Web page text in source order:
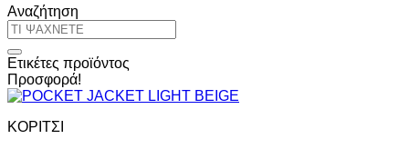
Αναζήτηση
Αναζήτηση
για:
Ετικέτες προϊόντος
Προσφορά!
ΚΟΡΙΤΣΙ